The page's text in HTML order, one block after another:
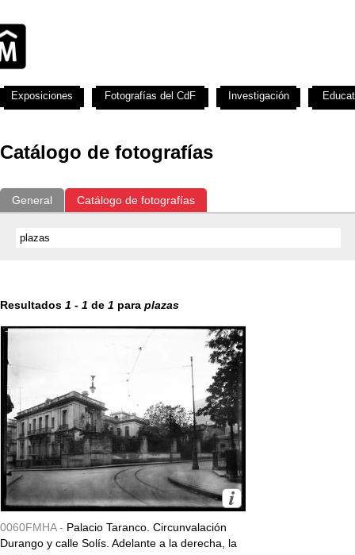
Catálogo de fotografías
General Catálogo de fotografías
Resultados 1 - 1 de 1 para plazas
0060FMHA - Palacio Taranco. Circunvalación
Durango y calle Solís. Adelante a la derecha, la
Exposiciones Fotografías del CdF Investigación